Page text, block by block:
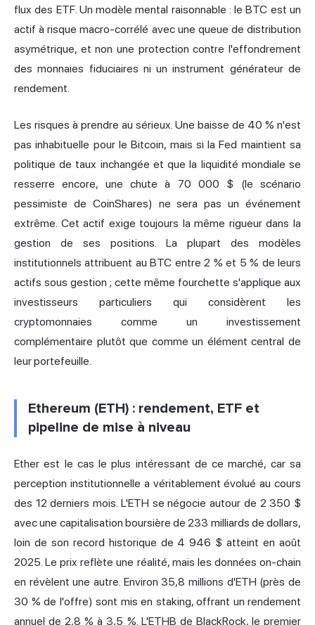
flux des ETF. Un modèle mental raisonnable : le BTC est un
actif à risque macro-corrélé avec une queue de distribution
asymétrique, et non une protection contre l'effondrement
des monnaies fiduciaires ni un instrument générateur de
rendement.
Les risques à prendre au sérieux. Une baisse de 40 % n'est
pas inhabituelle pour le Bitcoin, mais si la Fed maintient sa
politique de taux inchangée et que la liquidité mondiale se
resserre encore, une chute à 70 000 $ (le scénario
pessimiste de CoinShares) ne sera pas un événement
extrême. Cet actif exige toujours la même rigueur dans la
gestion de ses positions. La plupart des modèles
institutionnels attribuent au BTC entre 2 % et 5 % de leurs
actifs sous gestion ; cette même fourchette s'applique aux
investisseurs particuliers qui considèrent les
cryptomonnaies comme un investissement
complémentaire plutôt que comme un élément central de
leur portefeuille.
Ethereum (ETH) : rendement, ETF et
pipeline de mise à niveau
Ether est le cas le plus intéressant de ce marché, car sa
perception institutionnelle a véritablement évolué au cours
des 12 derniers mois. L'ETH se négocie autour de 2 350 $
avec une capitalisation boursière de 233 milliards de dollars,
loin de son record historique de 4 946 $ atteint en août
2025. Le prix reflète une réalité, mais les données on-chain
en révèlent une autre. Environ 35,8 millions d'ETH (près de
30 % de l'offre) sont mis en staking, offrant un rendement
annuel de 2,8 % à 3,5 %. L'ETHB de BlackRock, le premier